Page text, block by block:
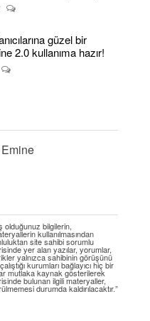
güzel bir
2.0 kullanıma hazır!
Emine
olduğunuz bilgilerin,
kullanılmasından
site sahibi sorumlu
yer alan yazılar, yorumlar,
yalnızca sahibinin görüşünü
kurumları bağlayıcı hiç bir
mutlaka kaynak gösterilerek
bulunan ilgili materyaller,
durumda kaldırılacaktır.”